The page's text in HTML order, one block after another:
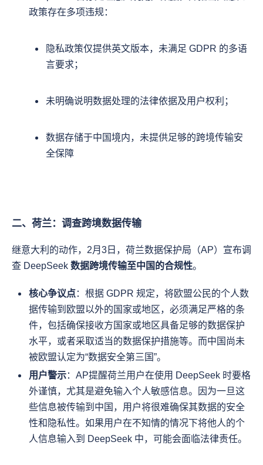
隐私政策仅提供英文版本，未满足 GDPR 的多语
言要求；
未明确说明数据处理的法律依据及用户权利；
数据存储于中国境内，未提供足够的跨境传输安
全保障
二、荷兰：调查跨境数据传输
继意大利的动作，2月3日，荷兰数据保护局（AP）宣布调
查 DeepSeek 数据跨境传输至中国的合规性。
核心争议点：根据 GDPR 规定，将欧盟公民的个人数
据传输到欧盟以外的国家或地区，必须满足严格的条
件，包括确保接收方国家或地区具备足够的数据保护
水平，或者采取适当的数据保护措施等。而中国尚未
被欧盟认定为“数据安全第三国”。
用户警示：AP提醒荷兰用户在使用 DeepSeek 时要格
外谨慎，尤其是避免输入个人敏感信息。因为一旦这
些信息被传输到中国，用户将很难确保其数据的安全
性和隐私性。如果用户在不知情的情况下将他人的个
人信息输入到 DeepSeek 中，可能会面临法律责任。